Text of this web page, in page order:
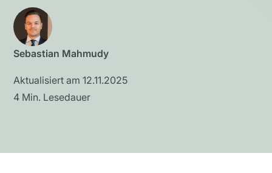
Sebastian Mahmudy
Aktualisiert am12.11.2025
4 Min. Lesedauer